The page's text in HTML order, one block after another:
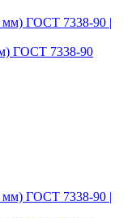
ГОСТ 7338-90